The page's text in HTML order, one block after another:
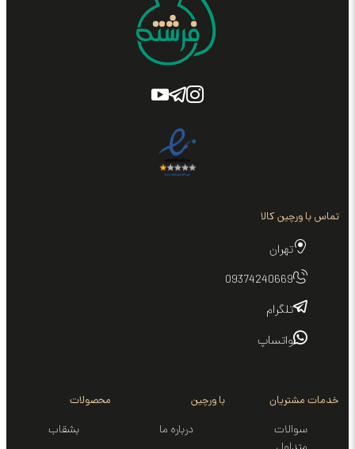
تماس با ورچین کالا
تهران
09374240669
تلگرام
واتساپ
خدمات مشتریان
سوالات
با ورچین
درباره ما
محصولات
بشقاب